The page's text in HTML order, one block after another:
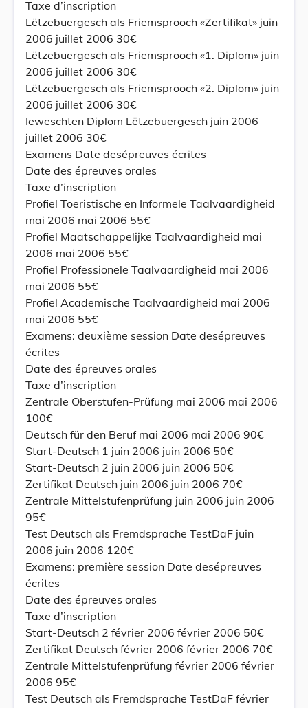
Taxe d’inscription
Lëtzebuergesch als Friemsprooch «Zertifikat» juin
2006 juillet 2006 30€
Lëtzebuergesch als Friemsprooch «1. Diplom» juin
2006 juillet 2006 30€
Lëtzebuergesch als Friemsprooch «2. Diplom» juin
2006 juillet 2006 30€
Ieweschten Diplom Lëtzebuergesch juin 2006
juillet 2006 30€
Examens Date desépreuves écrites
Date des épreuves orales
Taxe d’inscription
Profiel Toeristische en Informele Taalvaardigheid
mai 2006 mai 2006 55€
Profiel Maatschappelijke Taalvaardigheid mai
2006 mai 2006 55€
Profiel Professionele Taalvaardigheid mai 2006
mai 2006 55€
Profiel Academische Taalvaardigheid mai 2006
mai 2006 55€
Examens: deuxième session Date desépreuves
écrites
Date des épreuves orales
Taxe d’inscription
Zentrale Oberstufen-Prüfung mai 2006 mai 2006
100€
Deutsch für den Beruf mai 2006 mai 2006 90€
Start-Deutsch 1 juin 2006 juin 2006 50€
Start-Deutsch 2 juin 2006 juin 2006 50€
Zertifikat Deutsch juin 2006 juin 2006 70€
Zentrale Mittelstufenprüfung juin 2006 juin 2006
95€
Test Deutsch als Fremdsprache TestDaF juin
2006 juin 2006 120€
Examens: première session Date desépreuves
écrites
Date des épreuves orales
Taxe d’inscription
Start-Deutsch 2 février 2006 février 2006 50€
Zertifikat Deutsch février 2006 février 2006 70€
Zentrale Mittelstufenprüfung février 2006 février
2006 95€
Test Deutsch als Fremdsprache TestDaF février